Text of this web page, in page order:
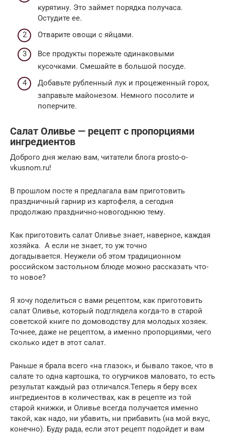
курятину. Это займет порядка получаса.
Остудите ее.
Отварите овощи с яйцами.
Все продукты порежьте одинаковыми
кусочками. Смешайте в большой посуде.
Добавьте рубленный лук и процеженный горох,
заправьте майонезом. Немного посолите и
поперчите.
Салат Оливье — рецепт с пропорциями
ингредиентов
Доброго дня желаю вам, читатели блога prosto-o-
vkusnom.ru!
В прошлом посте я предлагала вам приготовить
праздничный гарнир из картофеля, а сегодня
продолжаю празднично-новогоднюю тему.
Как приготовить салат Оливье знает, наверное, каждая
хозяйка. А если не знает, то уж точно
догадывается. Неужели об этом традиционном
российском застольном блюде можно рассказать что-
то новое?
Я хочу поделиться с вами рецептом, как приготовить
салат Оливье, который подглядела когда-то в старой
советской книге по домоводству для молодых хозяек.
Точнее, даже не рецептом, а именно пропорциями, чего
сколько идет в этот салат.
Раньше я брала всего «на глазок», и бывало такое, что в
салате то одна картошка, то огурчиков маловато, то есть
результат каждый раз отличался.Теперь я беру всех
ингредиентов в количествах, как в рецепте из той
старой книжки, и Оливье всегда получается именно
такой, как надо, ни убавить, ни прибавить (на мой вкус,
конечно). Буду рада, если этот рецепт подойдет и вам